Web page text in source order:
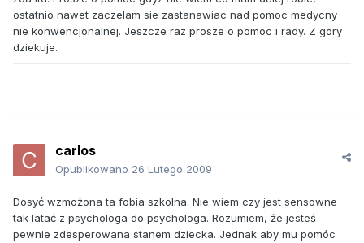
ostatnio nawet zaczelam sie zastanawiac nad pomoc medycny
nie konwencjonalnej. Jeszcze raz prosze o pomoc i rady. Z gory
dziekuje.
carlos
Opublikowano 26 Lutego 2009
Dosyć wzmożona ta fobia szkolna. Nie wiem czy jest sensowne
tak latać z psychologa do psychologa. Rozumiem, że jesteś
pewnie zdesperowana stanem dziecka. Jednak aby mu pomóc